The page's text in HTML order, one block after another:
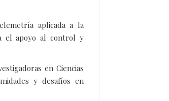
aplicada a la
el apoyo al control y
en Ciencias
y desafíos en